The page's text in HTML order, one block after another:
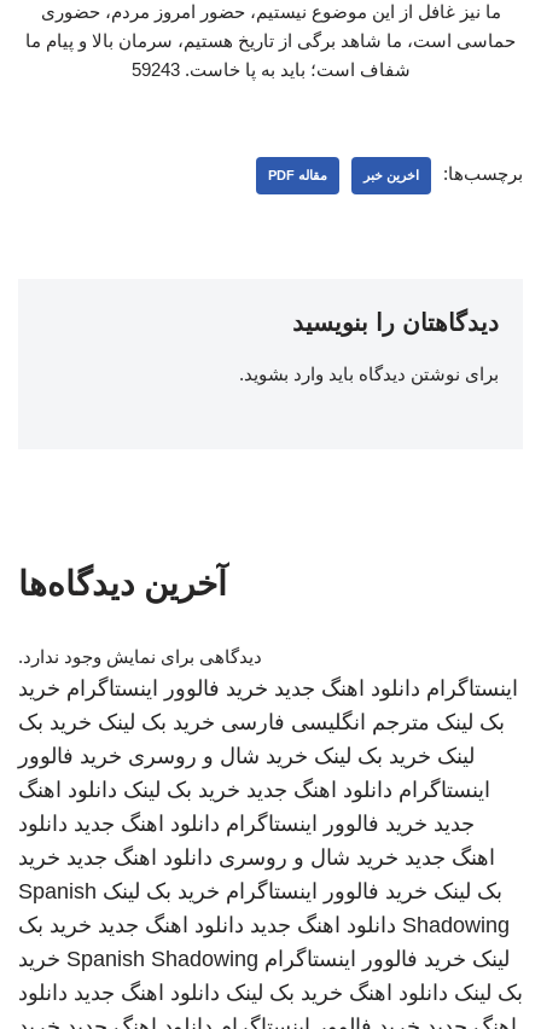
ما نیز غافل از این موضوع نیستیم، حضور امروز مردم، حضوری
حماسی است، ما شاهد برگی از تاریخ هستیم، سرمان بالا و پیام ما
شفاف است؛ باید به پا خاست. 59243
برچسب‌ها: اخرین خبر مقاله PDF
دیدگاهتان را بنویسید
برای نوشتن دیدگاه باید وارد بشوید.
آخرین دیدگاه‌ها
دیدگاهی برای نمایش وجود ندارد.
اینستاگرام دانلود اهنگ جدید خرید فالوور اینستاگرام خرید
بک لینک مترجم انگلیسی فارسی خرید بک لینک خرید بک
لینک خرید بک لینک خرید شال و روسری خرید فالوور
اینستاگرام دانلود اهنگ جدید خرید بک لینک دانلود اهنگ
جدید خرید فالوور اینستاگرام دانلود اهنگ جدید دانلود
اهنگ جدید خرید شال و روسری دانلود اهنگ جدید خرید
بک لینک خرید فالوور اینستاگرام خرید بک لینک Spanish
Shadowing دانلود اهنگ جدید دانلود اهنگ جدید خرید بک
لینک خرید فالوور اینستاگرام Spanish Shadowing خرید
بک لینک دانلود اهنگ خرید بک لینک دانلود اهنگ جدید دانلود